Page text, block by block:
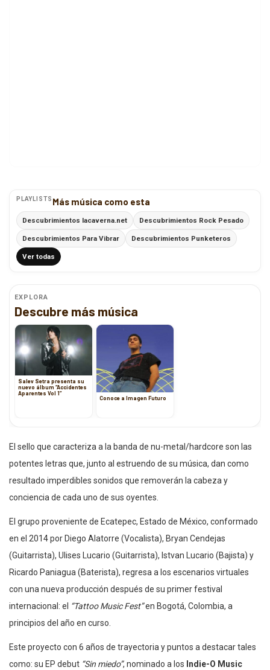
PLAYLISTS Más música como esta
Descubrimientos lacaverna.net Descubrimientos Rock Pesado
Descubrimientos Para Vibrar Descubrimientos Punketeros
Ver todas
EXPLORA
Descubre más música
Salev Setra presenta su
nuevo álbum “Accidentes
Aparentes Vol 1”
Conoce a Imagen Futuro
El sello que caracteriza a la banda de nu-metal/hardcore son las
potentes letras que, junto al estruendo de su música, dan como
resultado imperdibles sonidos que removerán la cabeza y
conciencia de cada uno de sus oyentes.
El grupo proveniente de Ecatepec, Estado de México, conformado
en el 2014 por Diego Alatorre (Vocalista), Bryan Cendejas
(Guitarrista), Ulises Lucario (Guitarrista), Istvan Lucario (Bajista) y
Ricardo Paniagua (Baterista), regresa a los escenarios virtuales
con una nueva producción después de su primer festival
internacional: el “Tattoo Music Fest”en Bogotá, Colombia, a
principios del año en curso.
Este proyecto con 6 años de trayectoria y puntos a destacar tales
como: su EP debut “Sin miedo”, nominado a los Indie-O Music